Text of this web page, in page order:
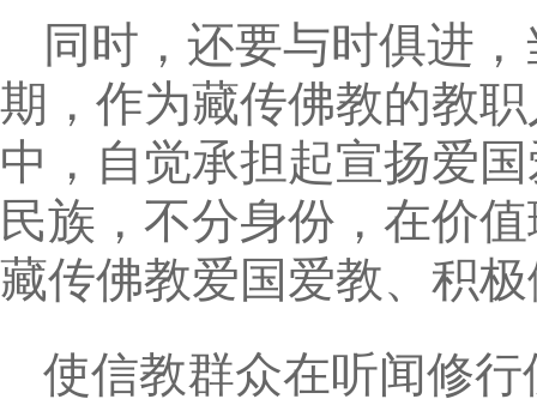
同时，还要与时俱进
期，作为藏传佛教的教
中，自觉承担起宣扬爱
民族，不分身份，在价
藏传佛教爱国爱教、积
使信教群众在听闻修